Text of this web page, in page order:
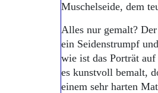
Muschelseide, dem
Alles nur gemalt?
ein Seidenstrumpf
wie ist das Porträt auf
es kunstvoll bemalt,
einem sehr harten